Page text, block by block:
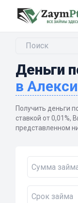
Деньги
в
Получить деньги
ставкой от 0,01%,
представленном